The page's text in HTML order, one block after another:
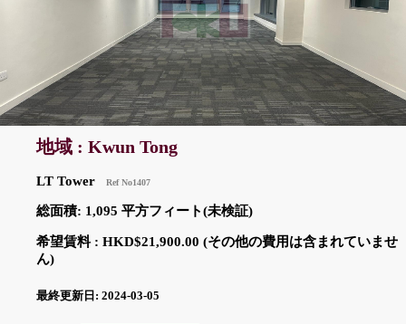
地域 : Kwun Tong
LT Tower Ref No1407
総面積: 1,095 平方フィート(未検証)
希望賃料 : HKD$21,900.00 (その他の費用は含まれていませ
ん)
最終更新日: 2024-03-05